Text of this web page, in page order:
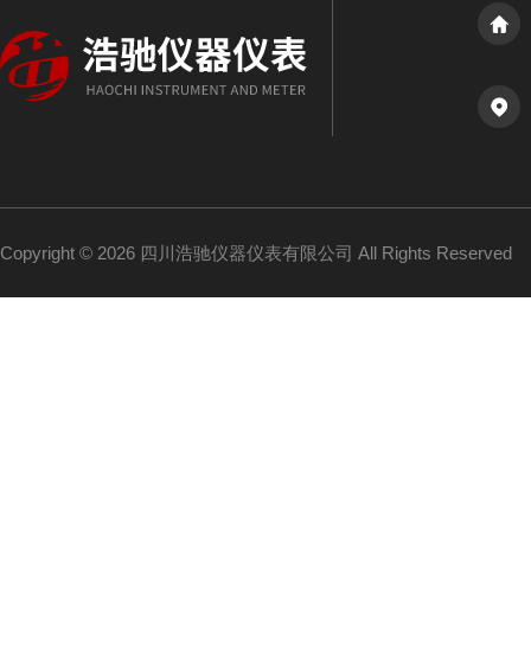
Copyright © 2026 四川浩驰仪器仪表有限公司 All Rights Reserved